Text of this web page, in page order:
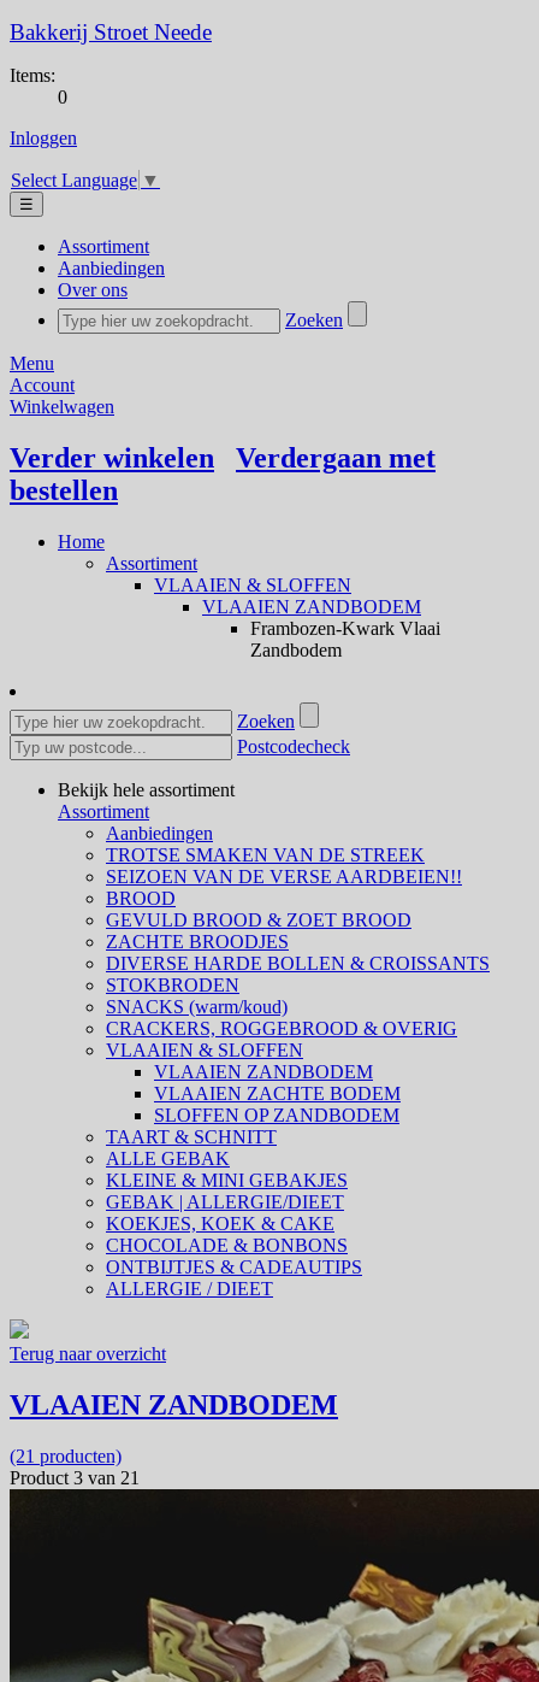
Bakkerij Stroet Neede
Items:
0
Inloggen
Select Language ▼
☰
Assortiment
Aanbiedingen
Over ons
Zoeken
Menu
Account
Winkelwagen
Verder winkelen
Verdergaan met
bestellen
Home
Assortiment
VLAAIEN & SLOFFEN
VLAAIEN ZANDBODEM
Frambozen-Kwark Vlaai
Zandbodem
Zoeken
Postcodecheck
Bekijk hele assortiment
Assortiment
Aanbiedingen
TROTSE SMAKEN VAN DE STREEK
SEIZOEN VAN DE VERSE AARDBEIEN!!
BROOD
GEVULD BROOD & ZOET BROOD
ZACHTE BROODJES
DIVERSE HARDE BOLLEN & CROISSANTS
STOKBRODEN
SNACKS (warm/koud)
CRACKERS, ROGGEBROOD & OVERIG
VLAAIEN & SLOFFEN
VLAAIEN ZANDBODEM
VLAAIEN ZACHTE BODEM
SLOFFEN OP ZANDBODEM
TAART & SCHNITT
ALLE GEBAK
KLEINE & MINI GEBAKJES
GEBAK | ALLERGIE/DIEET
KOEKJES, KOEK & CAKE
CHOCOLADE & BONBONS
ONTBIJTJES & CADEAUTIPS
ALLERGIE / DIEET
Terug naar overzicht
VLAAIEN ZANDBODEM
(21 producten)
Product 3 van 21